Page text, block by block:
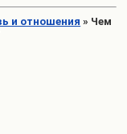
и отношения » Чем